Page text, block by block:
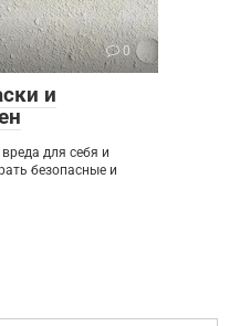
0
и
для себя и
безопасные и